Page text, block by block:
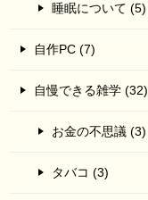
睡眠について (5)
自作PC (7)
自慢できる雑学 (32)
お金の不思議 (3)
タバコ (3)